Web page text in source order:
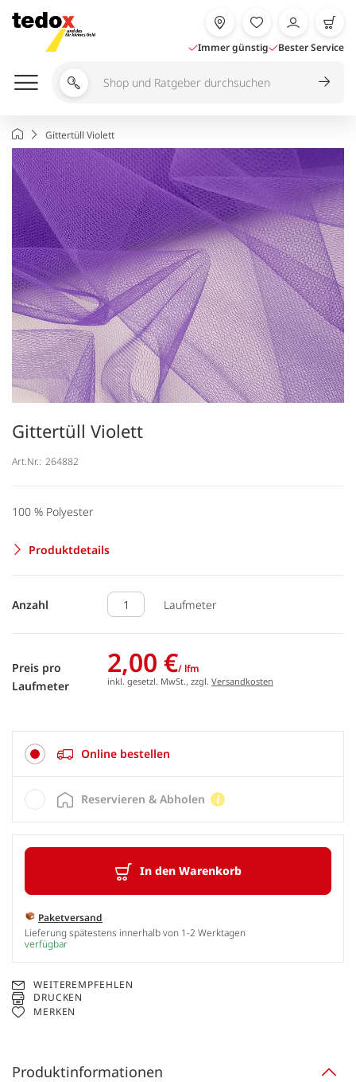
Inhalt
springen
Immer günstig Bester Service
Shop
durchsuchen
StartseiteGittertüll Violett
Gittertüll Violett
Art.Nr.: 264882
100 % Polyester
Produktdetails
Anzahl Laufmeter
Preis pro
Laufmeter
2,00 €/ lfm
inkl. gesetzl. MwSt., zzgl. Versandkosten
Online bestellen
In den Warenkorb
Paketversand
Lieferung spätestens innerhalb von 1-2 Werktagen
verfügbar
Reservieren & Abholen
WEITEREMPFEHLEN
DRUCKEN
MERKEN
Produktinformationen